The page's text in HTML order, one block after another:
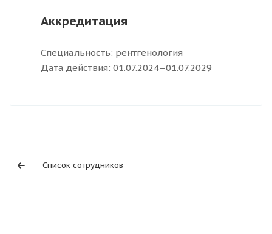
Аккредитация
Специальность: рентгенология
Дата действия: 01.07.2024–01.07.2029
Список сотрудников